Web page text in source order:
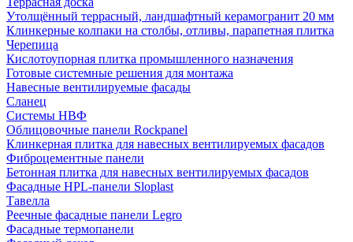
Утолщённый террасный, ландшафтный керамогранит 20 мм
Клинкерные колпаки на столбы, отливы, парапетная плитка
Черепица
Кислотоупорная плитка промышленного назначения
Готовые системные решения для монтажа
Навесные вентилируемые фасады
Сланец
Системы НВФ
Облицовочные панели Rockpanel
Клинкерная плитка для навесных вентилируемых фасадов
Фиброцементные панели
Бетонная плитка для навесных вентилируемых фасадов
Фасадные HPL-панели Sloplast
Тавелла
Реечные фасадные панели Legro
Фасадные термопанели